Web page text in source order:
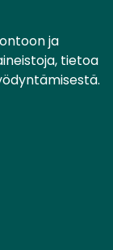
ja
tietoa